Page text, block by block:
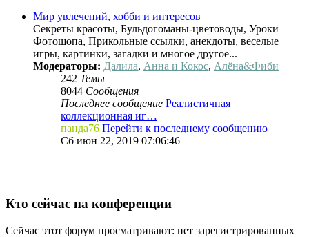
Мир увлечений, хобби и интересов
Секреты красоты, Бульдогоманы-цветоводы, Уроки
Фотошопа, Прикольные ссылки, анекдоты, веселые
игры, картинки, загадки и многое другое...
Модераторы: Далила, Анна и Кокос, Алёна&Фиби
242 Темы
8044 Сообщения
Последнее сообщение Реалистичная
коллекционная иг…
панда76 Перейти к последнему сообщению
Сб июн 22, 2019 07:06:46
Кто сейчас на конференции
Сейчас этот форум просматривают: нет зарегистрированных